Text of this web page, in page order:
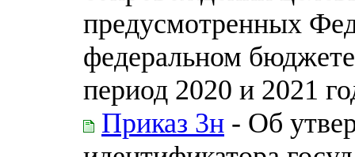
предусмотренных
федеральном
период 2020 и 2021
Приказ 3н - Об